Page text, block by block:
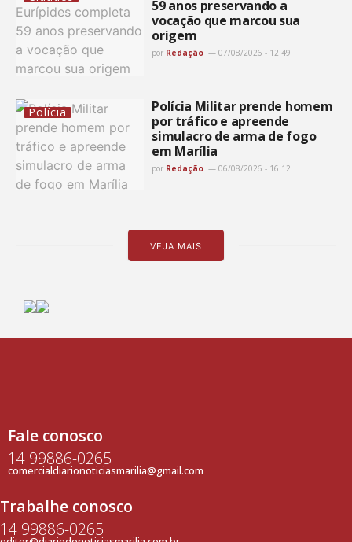
59 anos preservando a
vocação que marcou sua
origem
por Redação 07/08/2026 - 12:49
Polícia
Polícia Militar prende homem
por tráfico e apreende
simulacro de arma de fogo
em Marília
por Redação 06/08/2026 - 16:12
VEJA MAIS
Fale conosco
14 99886-0265
comercialdiarionoticiasmarilia@gmail.com
Trabalhe conosco
14 99886-0265